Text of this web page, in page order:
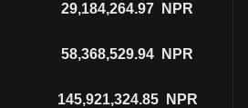
29,184,264.97 NPR
58,368,529.94 NPR
145,921,324.85 NPR